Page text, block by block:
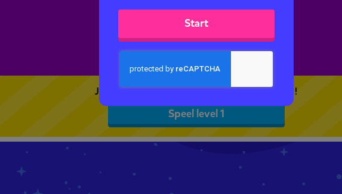
Je kunt 5 gratis quizzen spelen. Speel de eerste!
Speel level 1
Start